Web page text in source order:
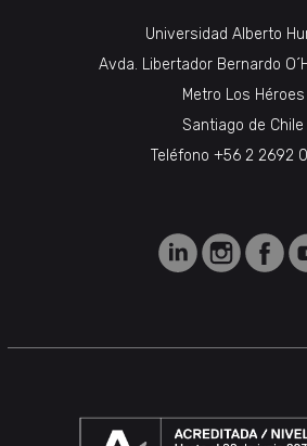
Universidad Alberto
Avda. Libertador Bernardo
Metro Los Héroes
Santiago de Chile
Teléfono +56 2 2692